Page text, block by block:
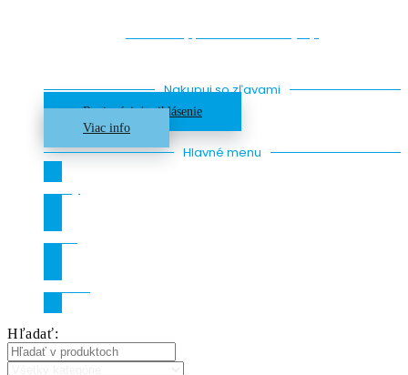
Nakupuj so zľavami
Registrácia/ prihlásenie
Viac info
Hlavné menu
Hľadať: